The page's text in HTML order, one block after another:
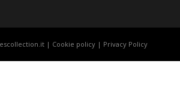
| Cookie policy | Privacy Policy